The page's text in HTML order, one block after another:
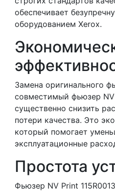
обеспечивает
оборудованием Xerox.
Замена оригинального
совместимый фьюзер NV
существенно снизить
потери качества. Это
который помогает
эксплуатационные
Простота
Фьюзер NV Print